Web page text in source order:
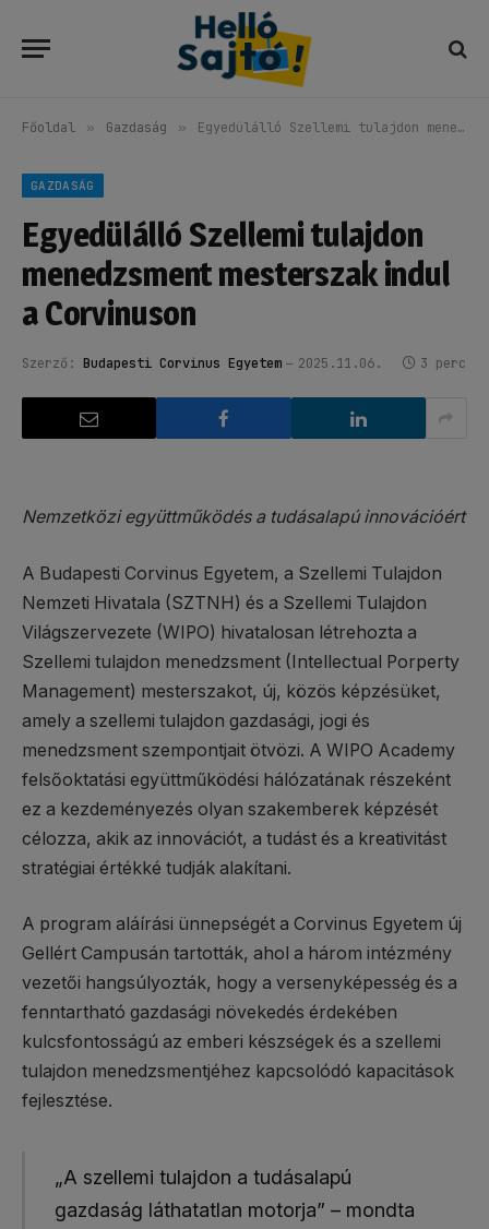
Főoldal » Gazdaság » Egyedülálló Szellemi tulajdon menedzsment mesterszak indul a Corvinuson
GAZDASÁG
Egyedülálló Szellemi tulajdon
menedzsment mesterszak indul
a Corvinuson
Szerző: Budapesti Corvinus Egyetem 2025.11.06. 3 perc
Nemzetközi együttműködés a tudásalapú innovációért
A Budapesti Corvinus Egyetem, a Szellemi Tulajdon
Nemzeti Hivatala (SZTNH) és a Szellemi Tulajdon
Világszervezete (WIPO) hivatalosan létrehozta a
Szellemi tulajdon menedzsment (Intellectual Porperty
Management) mesterszakot, új, közös képzésüket,
amely a szellemi tulajdon gazdasági, jogi és
menedzsment szempontjait ötvözi. A WIPO Academy
felsőoktatási együttműködési hálózatának részeként
ez a kezdeményezés olyan szakemberek képzését
célozza, akik az innovációt, a tudást és a kreativitást
stratégiai értékké tudják alakítani.
A program aláírási ünnepségét a Corvinus Egyetem új
Gellért Campusán tartották, ahol a három intézmény
vezetői hangsúlyozták, hogy a versenyképesség és a
fenntartható gazdasági növekedés érdekében
kulcsfontosságú az emberi készségek és a szellemi
tulajdon menedzsmentjéhez kapcsolódó kapacitások
fejlesztése.
„A szellemi tulajdon a tudásalapú
gazdaság láthatatlan motorja” – mondta